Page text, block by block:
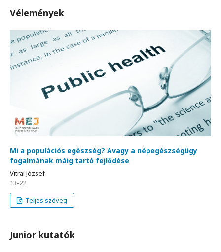
Vélemények
Mi a populációs egészség? Avagy a népegészségügy
fogalmának máig tartó fejlődése
Vitrai József
13-22
Teljes szöveg
Junior kutatók